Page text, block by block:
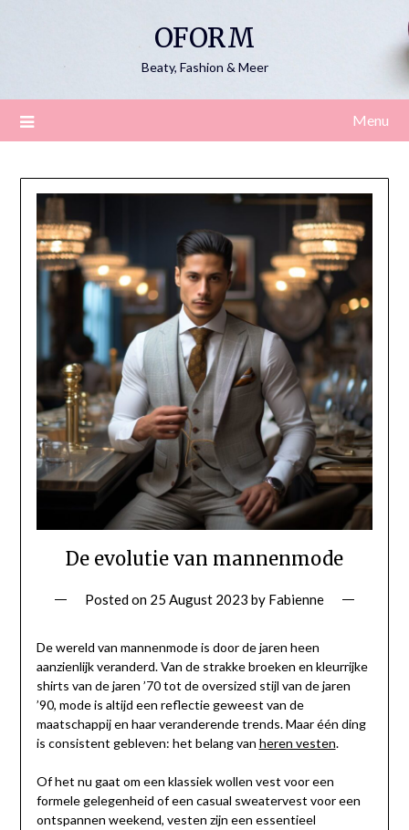
OFORM
Beaty, Fashion & Meer
Menu
De evolutie van mannenmode
Posted on 25 August 2023 by Fabienne
De wereld van mannenmode is door de jaren heen
aanzienlijk veranderd. Van de strakke broeken en kleurrijke
shirts van de jaren ’70 tot de oversized stijl van de jaren
’90, mode is altijd een reflectie geweest van de
maatschappij en haar veranderende trends. Maar één ding
is consistent gebleven: het belang van heren vesten.
Of het nu gaat om een klassiek wollen vest voor een
formele gelegenheid of een casual sweatervest voor een
ontspannen weekend, vesten zijn een essentieel